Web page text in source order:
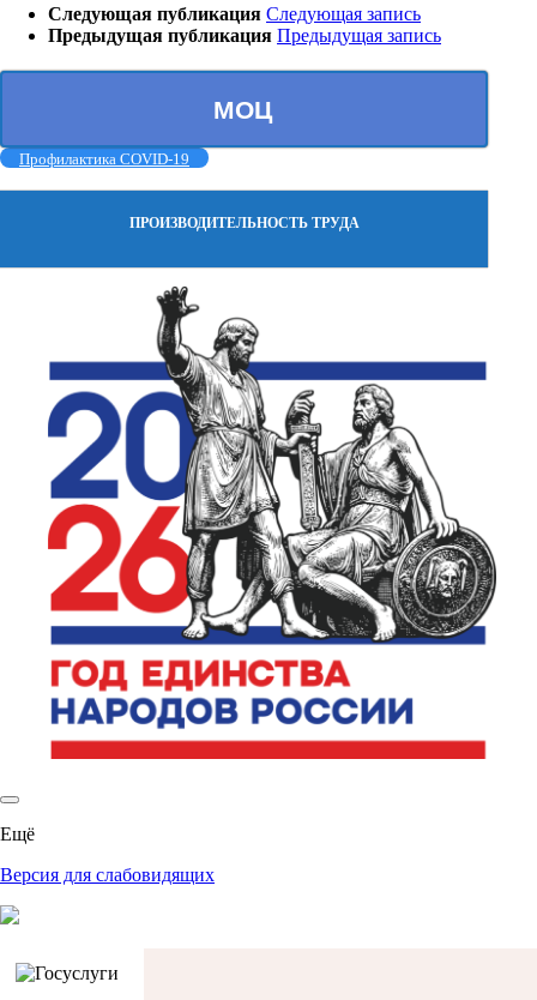
Следующая публикация Следующая запись
Предыдущая публикация Предыдущая запись
МОЦ
Профилактика COVID-19
ПРОИЗВОДИТЕЛЬНОСТЬ ТРУДА
Ещё
Версия для слабовидящих